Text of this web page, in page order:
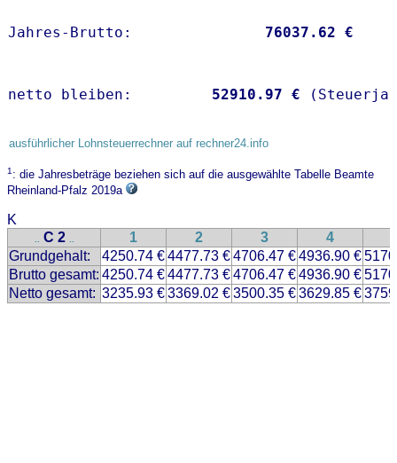
Jahres-Brutto: 76037.62 €
netto bleiben: 52910.97 €
ausführlicher Lohnsteuerrechner auf rechner24.info
1: die Jahresbeträge beziehen sich auf die ausgewählte Tabelle Beamte
Rheinland-Pfalz 2019a
K
.. C 2 .. 1 2 3 4
Grundgehalt:
4250.74 €4477.73 €4706.47 €4936.90 €
Brutto gesamt: 4250.74 €4477.73 €4706.47 €4936.90 €
Netto gesamt: 3235.93 €3369.02 €3500.35 €3629.85 €